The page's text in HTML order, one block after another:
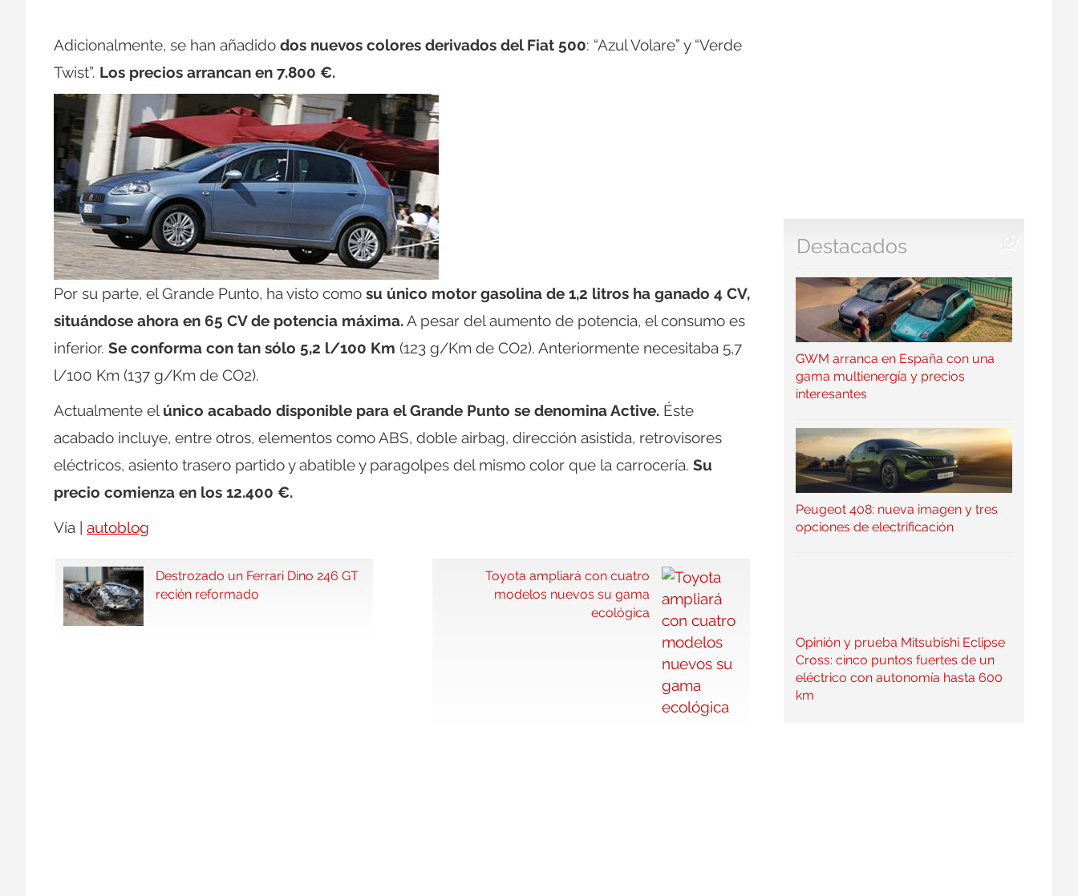
Adicionalmente, se han añadido dos nuevos colores derivados del Fiat 500: “Azul Volare” y “Verde
Twist”. Los precios arrancan en 7.800 €.
Por su parte, el Grande Punto, ha visto como su único motor gasolina de 1,2 litros ha ganado 4 CV,
situándose ahora en 65 CV de potencia máxima.A pesar del aumento de potencia, el consumo es
inferior. Se conforma con tan sólo 5,2 l/100 Km (123 g/Km de CO2). Anteriormente necesitaba 5,7
l/100 Km (137 g/Km de CO2).
Actualmente el único acabado disponible para el Grande Punto se denomina Active. Éste
acabado incluye, entre otros, elementos como ABS, doble airbag, dirección asistida, retrovisores
eléctricos, asiento trasero partido y abatible y paragolpes del mismo color que la carrocería. Su
precio comienza en los 12.400 €.
Vía | autoblog
Destrozado un Ferrari Dino 246 GT
recién reformado
Toyota ampliará con cuatro
modelos nuevos su gama
ecológica
Destacados
GWM arranca en España con una
gama multienergía y precios
interesantes
Peugeot 408: nueva imagen y tres
opciones de electrificación
Opinión y prueba Mitsubishi Eclipse
Cross: cinco puntos fuertes de un
eléctrico con autonomía hasta 600
km